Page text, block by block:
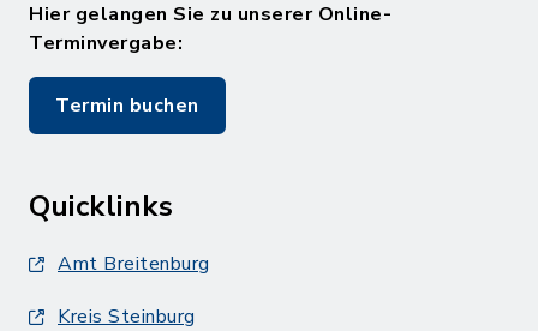
Hier gelangen Sie zu unserer Online-
Terminvergabe:
Termin buchen
Quicklinks
Amt Breitenburg
Kreis Steinburg